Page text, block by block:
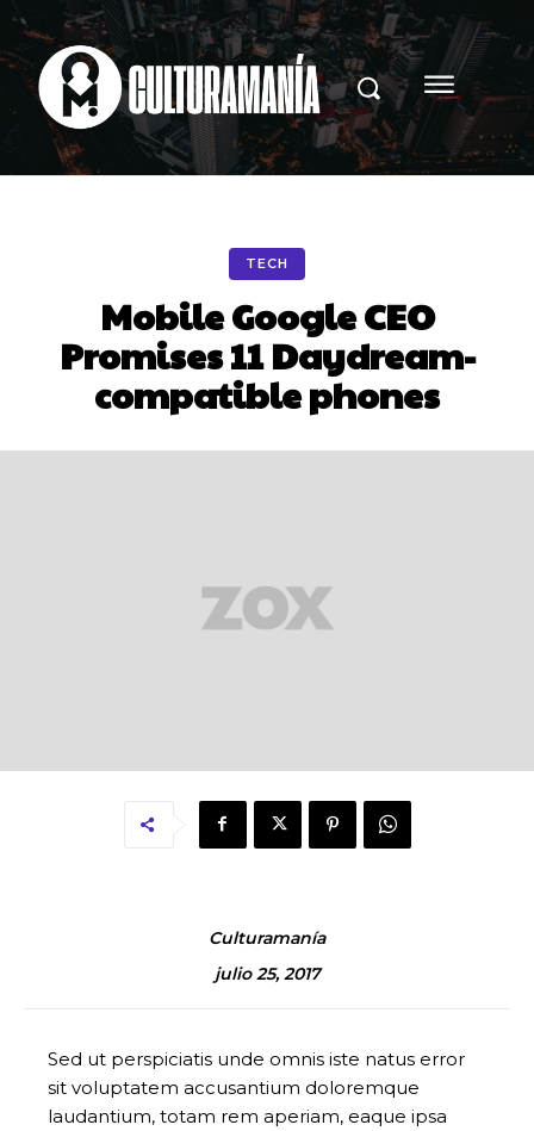
TECH
Mobile Google CEO
Promises 11 Daydream-
compatible phones
Culturamanía
julio 25, 2017
Sed ut perspiciatis unde omnis iste natus error
sit voluptatem accusantium doloremque
laudantium, totam rem aperiam, eaque ipsa